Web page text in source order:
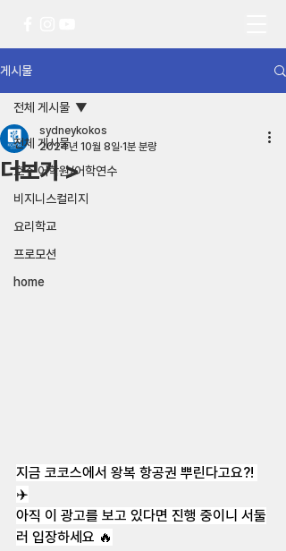
게시물
전체 게시물
호주 어학원/어학연수
비지니스컬리지
요리학교
프로모션
home
전체 게시물
더보기 >
sydneykokos
2024년 10월 8일 1분 분량
지금 코코스에서 왕복 항공권 뿌린다고요?!
✈️
아직 이 광고를 보고 있다면 진행 중이니 서둘
러 입장하세요 🔥